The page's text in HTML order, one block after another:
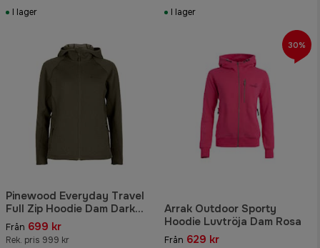
I lager I lager
Pinewood Everyday Travel
Full Zip Hoodie Dam Dark
Green Melange
Från 699 kr
Rek. pris 999 kr
Arrak Outdoor Sporty
Hoodie Luvtröja Dam Rosa
Från 629 kr
30%